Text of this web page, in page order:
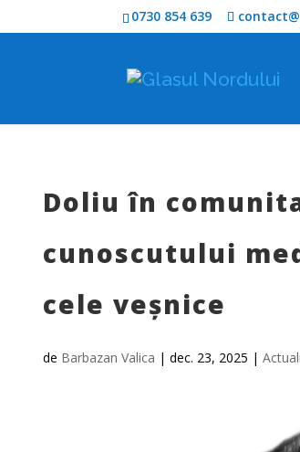
0730 854 639
Doliu în
cunoscutului
cele veșnice
de Barbazan Valica |dec. 23, 2025 |